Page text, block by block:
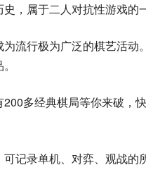
，属于二人对抗性游戏的
流行极为广泛的棋艺活
多经典棋局等你来破，
记录单机、对弈、观战的